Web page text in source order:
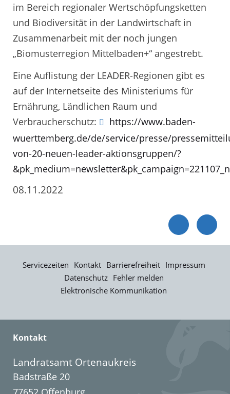
im Bereich regionaler Wertschöpfungsketten
und Biodiversität in der Landwirtschaft in
Zusammenarbeit mit der noch jungen
„Biomusterregion Mittelbaden+“ angestrebt.
Eine Auflistung der LEADER-Regionen gibt es
auf der Internetseite des Ministeriums für
Ernährung, Ländlichen Raum und
Verbraucherschutz:
https://www.baden-
wuerttemberg.de/de/service/presse/
von-20-neuen-leader-aktionsgruppen/?
08.11.2022
Servicezeiten Kontakt Barrierefreiheit Impressum
Datenschutz Fehler melden
Elektronische Kommunikation
Kontakt
Landratsamt Ortenaukreis
Badstraße 20